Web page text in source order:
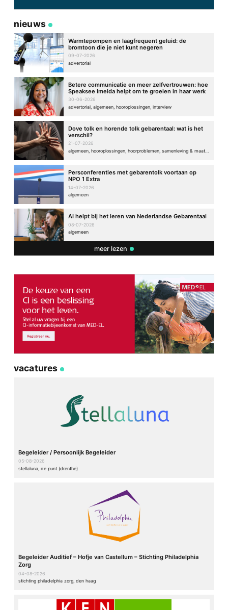
nieuws
Warmtepompen en laagfrequent geluid: de
bromtoon die je niet kunt negeren
09-07-2026
advertorial
Betere communicatie en meer zelfvertrouwen: hoe
Speaksee Imelda helpt om te groeien in haar werk
30-06-2026
advertorial, algemeen, hooroplossingen, interview
Dove tolk en horende tolk gebarentaal: wat is het
verschil?
21-07-2026
Persconferenties met gebarentolk voortaan op
NPO 1 Extra
14-07-2026
algemeen
AI helpt bij het leren van Nederlandse Gebarentaal
08-07-2026
algemeen
meer lezen
vacatures
Begeleider / Persoonlijk Begeleider
05-08-2026
stellaluna, de punt (drenthe)
Begeleider Auditief – Hofje van Castellum – Stichting Philadelphia
Zorg
04-08-2026
stichting philadelphia zorg, den haag